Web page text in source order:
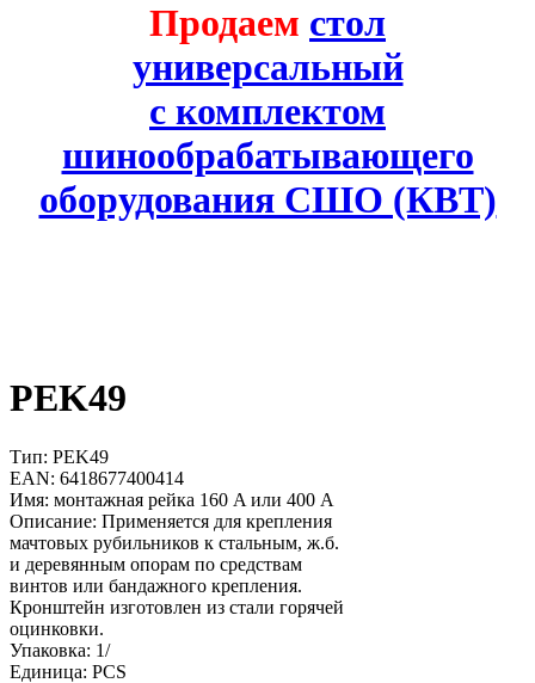
Продаем стол
универсальный
с комплектом
шинообрабатывающего
оборудования СШО (КВТ)
PEK49
Тип: PEK49
EAN: 6418677400414
Имя: монтажная рейка 160 A или 400 A
Описание: Применяется для крепления
мачтовых рубильников к стальным, ж.б.
и деревянным опорам по средствам
винтов или бандажного крепления.
Кронштейн изготовлен из стали горячей
оцинковки.
Упаковка: 1/
Единица: PCS